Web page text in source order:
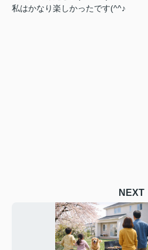
私はかなり楽しかったです(^^♪
NEXT